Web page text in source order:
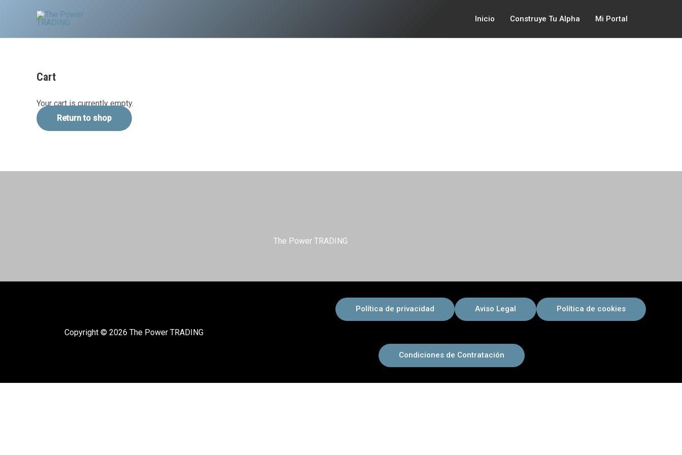
contenido
Inicio Construye Tu Alpha Mi Portal
Cart
Your cart is currently empty.
Return to shop
The Power TRADING
Copyright © 2026 The Power TRADING
Política de privacidad Aviso Legal Política de cookies
Condiciones de Contratación